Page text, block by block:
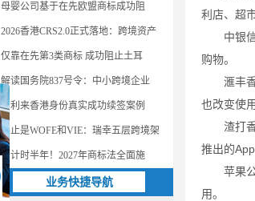
母婴公司基于在先欧盟商标成功阻
2026香港CRS2.0正式落地：跨境资产
仅靠在先第3类商标 成功阻止土耳
解读国务院837号令：中小跨境企业
百利来香港身份真实成功续签案例
不止是WOFE和VIE：瑞幸五层跨境架
倒计时半年！2027年商标法全面施
业务快捷导航
利店、超
中银信
购物。
滙丰香
也改变使
渣打香
推出的
苹果公
用。